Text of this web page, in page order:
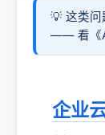
💡 这类问
—— 看《
企业